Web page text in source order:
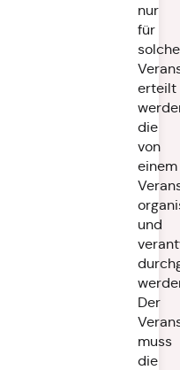
nur
für
solche
erteilt
die
von
einem
und
Der
muss
die